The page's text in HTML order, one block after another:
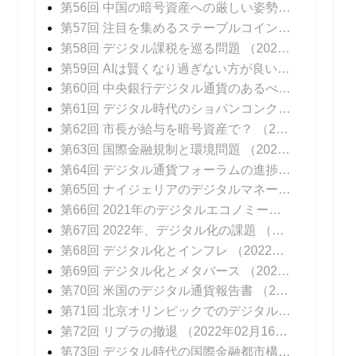
第56回 中国の暗号資産への厳しい姿勢
（2021年
第57回 注目を集めるステーブルコイン
（2021年
第58回 デジタル課税を巡る問題
（2021年10月27日 掲載）
第59回 AIは賢くなり過ぎない方が良いのか？
第60回 中央銀行デジタル通貨のあるべき姿
第61回 デジタル時代のショパンコンクール
第62回 市長が給与を暗号資産で？
（2021年11月24日 掲載）
第63回 国際金融規制と環境問題
（2021年12月01日 掲載）
第64回 デジタル通貨フォーラムの進捗報告書
第65回 ナイジェリアのデジタルマネー
（2021年
第66回 2021年のデジタルエコノミーを振り返る
第67回 2022年、デジタル化の課題
（2022年01月12日 掲載）
第68回 デジタル化とインフレ
（2022年01月19日 掲載）
第69回 デジタル化とメタバース
（2022年01月26日 掲載）
第70回 米国のデジタル通貨報告書
（2022年02月02日 掲載）
第71回 北京オリンピックでのデジタル通貨
第72回 リブラの撤退
（2022年02月16日 掲載）
第73回 デジタル時代の国際金融都市構想